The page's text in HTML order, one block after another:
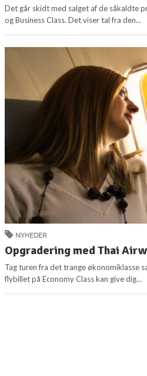
Det går skidt med salget af de såkaldte
og Business Class. Det viser tal fra den...
NYHEDER
Opgradering med Thai
Tag turen fra det trange økonomiklasse
flybillet på Economy Class kan give dig...